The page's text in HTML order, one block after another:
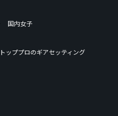
国内女子
トッププロのギアセッティング